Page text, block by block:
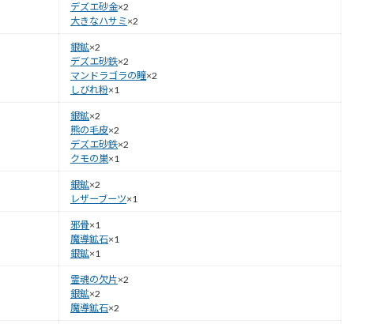
デズエ砂金×2
大きなハサミ ×2
銀鉱×2
デズエ砂鉄×2
マンドラゴラの瞳×2
しびれ粉×1
銀鉱×2
熊の毛皮×2
デズエ砂鉄×2
クモの巣×1
銀鉱×2
レザーブーツ×1
邪骨×1
魔導鉱石×1
銀鉱×1
霊魂の欠片×2
銀鉱×2
魔導鉱石×2